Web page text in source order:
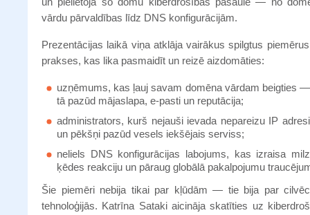
vārdu pārvaldības līdz DNS konfigurācijām.
Prezentācijas laikā viņa atklāja vairākus spilgtus
prakses, kas lika pasmaidīt un reizē aizdomāties:
uzņēmums, kas ļauj savam domēna vārdam beigties
tā pazūd mājaslapa, e-pasti un reputācija;
administrators, kurš nejauši ievada nepareizu IP
un pēkšņi pazūd vesels iekšējais serviss;
neliels DNS konfigurācijas labojums, kas izraisa
ķēdes reakciju un pāraug globālā pakalpojumu
Šie piemēri nebija tikai par kļūdām — tie bija par
tehnoloģijās. Katrīna Sataki aicināja skatīties uz